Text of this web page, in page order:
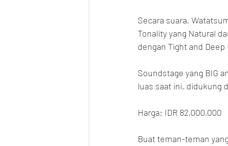
Secara suara,
Tonality yang Natural
dengan Tight and
Soundstage yang BIG
luas saat ini, didukung
Harga: IDR 82,000,000
Buat teman-teman